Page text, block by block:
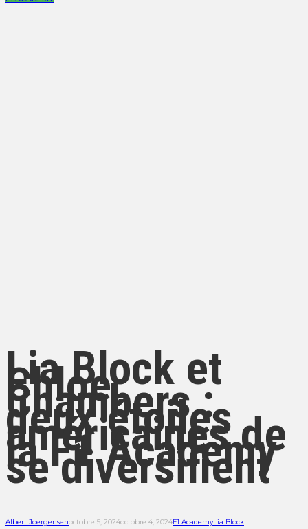
Lia Block et
Chloe
Chambers :
deux étoiles
américaines de
la F1 Academy
se diversifient
Albert Joergensenoctobre 5, 2024octobre 4, 2024F1 AcademyLia Block